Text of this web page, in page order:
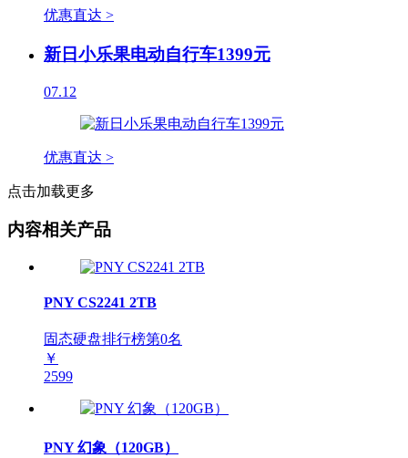
优惠直达 >
新日小乐果电动自行车1399元
07.12
优惠直达 >
点击加载更多
内容相关产品
PNY CS2241 2TB
固态硬盘排行榜第0名
￥
2599
PNY 幻象（120GB）